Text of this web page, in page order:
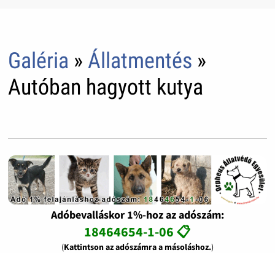
Galéria » Állatmentés »
Autóban hagyott kutya
Adóbevalláskor 1%-hoz az adószám:
18464654-1-06 📋
(Kattintson az adószámra a másoláshoz.)